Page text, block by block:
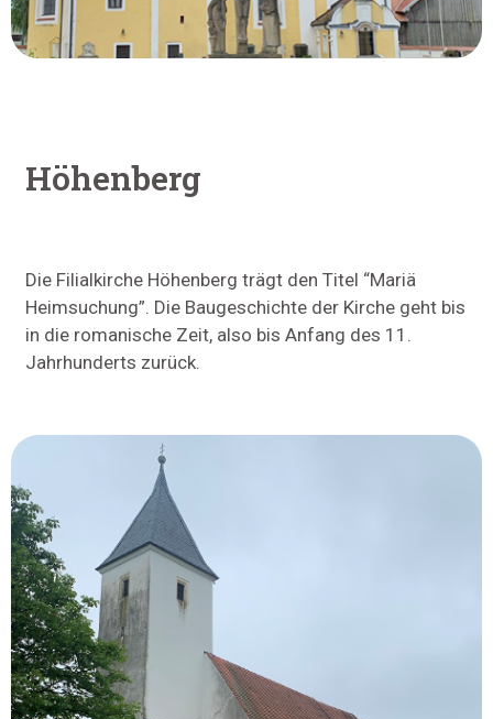
Höhenberg
Die Filialkirche Höhenberg trägt den Titel “Mariä
Heimsuchung”. Die Baugeschichte der Kirche geht bis
in die romanische Zeit, also bis Anfang des 11.
Jahrhunderts zurück.